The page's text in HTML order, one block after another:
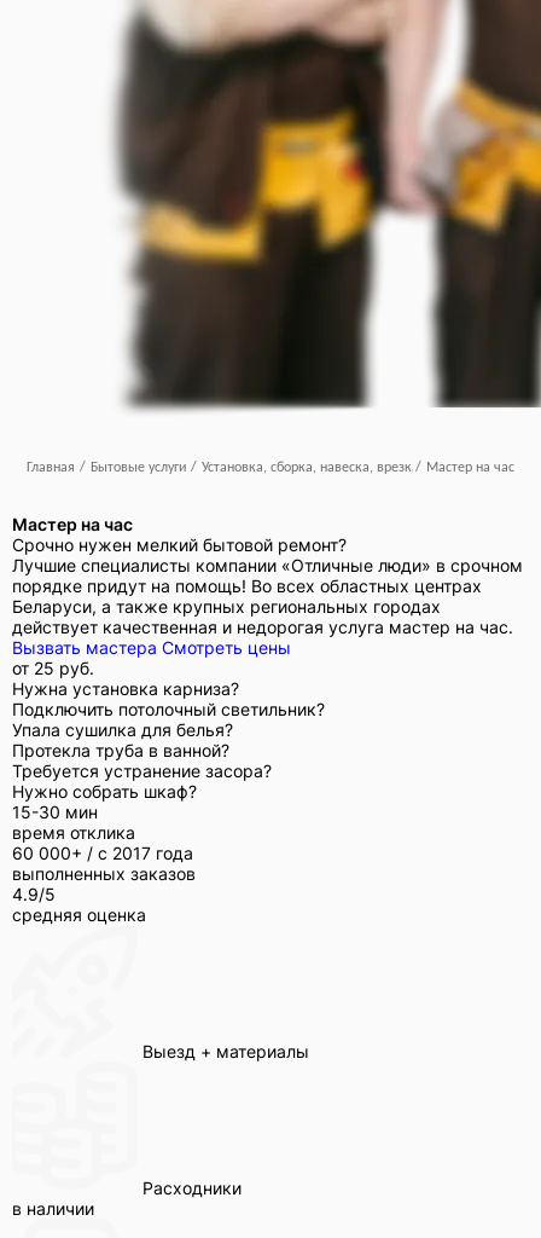
Главная / Бытовые услуги / Установка, сборка, навеска, врезка/ Мастер на час
Мастер на час
Срочно нужен мелкий бытовой ремонт?
Лучшие специалисты компании «Отличные люди» в срочном
порядке придут на помощь! Во всех областных центрах
Беларуси, а также крупных региональных городах
действует качественная и недорогая услуга мастер на час.
Вызвать мастера Смотреть цены
от 25 руб.
Нужна установка карниза?
Подключить потолочный светильник?
Упала сушилка для белья?
Протекла труба в ванной?
Требуется устранение засора?
Нужно собрать шкаф?
15-30 мин
время отклика
60 000+ / с 2017 года
выполненных заказов
4.9/5
средняя оценка
Выезд + материалы
Расходники
в наличии